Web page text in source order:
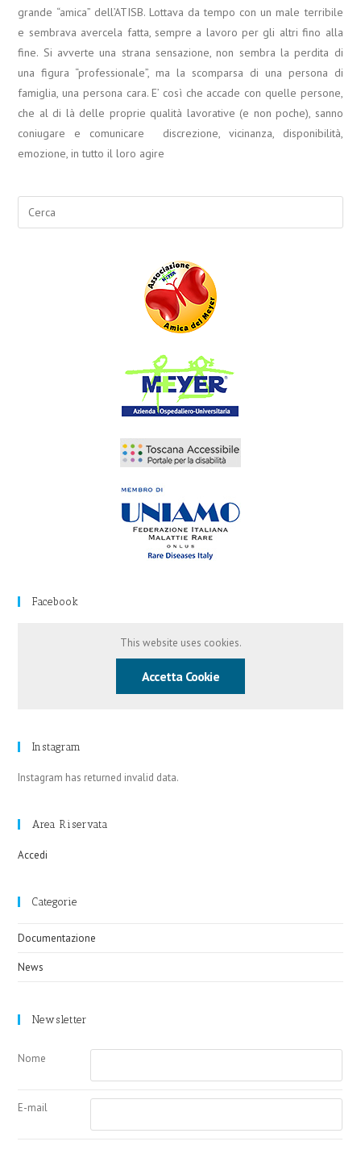
grande “amica” dell’ATISB. Lottava da tempo con un male terribile
e sembrava avercela fatta, sempre a lavoro per gli altri fino alla
fine. Si avverte una strana sensazione, non sembra la perdita di
una figura “professionale”, ma la scomparsa di una persona di
famiglia, una persona cara. E’ così che accade con quelle persone,
che al di là delle proprie qualità lavorative (e non poche), sanno
coniugare e comunicare discrezione, vicinanza, disponibilità,
emozione, in tutto il loro agire
Facebook
This website uses cookies.
Accetta Cookie
Instagram
Instagram has returned invalid data.
Area Riservata
Accedi
Categorie
Documentazione
News
Newsletter
Nome
E-mail